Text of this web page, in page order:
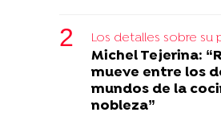
Los detalles sobre su
Michel Tejerina:
mueve entre los
mundos de la
nobleza”